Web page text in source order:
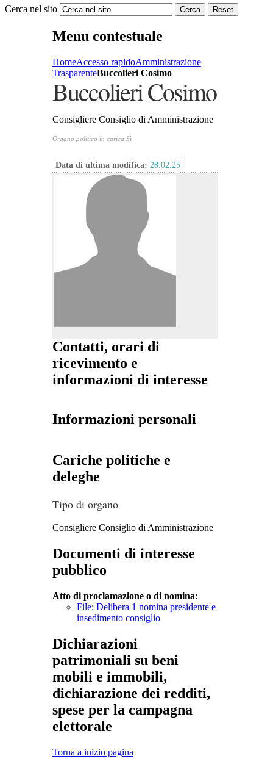
Cerca nel sito Cerca Reset
Menu contestuale
HomeAccesso rapidoAmministrazione
TrasparenteBuccolieri Cosimo
Buccolieri Cosimo
Consigliere Consiglio di Amministrazione
Organo politico in carica Sì
Data di ultima modifica: 28.02.25
Contatti, orari di
ricevimento e
informazioni di interesse
Informazioni personali
Cariche politiche e
deleghe
Tipo di organo
Consigliere Consiglio di Amministrazione
Documenti di interesse
pubblico
Atto di proclamazione o di nomina:
File: Delibera 1 nomina presidente e
insedimento consiglio
Dichiarazioni
patrimoniali su beni
mobili e immobili,
dichiarazione dei redditi,
spese per la campagna
elettorale
Torna a inizio pagina